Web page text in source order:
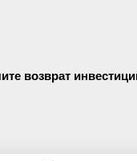
возврат